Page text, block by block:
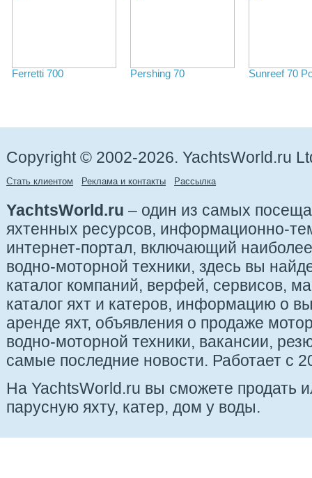
Ferretti 700 Pershing 70 Sunreef 70
Copyright © 2002-2026. YachtsWorld.ru
Стать клиентом Реклама и контакты Рассылка
YachtsWorld.ru – один из самых
яхтенных ресурсов, информационно-
интернет-портал, включающий
водно-моторной техники, здесь вы
каталог компаний, верфей, сервисов,
каталог яхт и катеров, информацию о
аренде яхт, объявления о продаже
водно-моторной техники, вакансии,
самые последние новости. Работает с
На YachtsWorld.ru вы сможете продать
парусную яхту, катер, дом у воды.